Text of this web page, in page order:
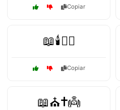
Copiar
📖🕯️🧙‍♂️
Copiar
📖⛪✝️👼